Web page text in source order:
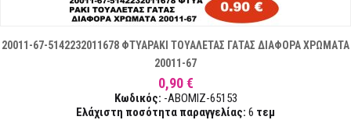
20011-67-5142232011678 ΦΤΥΑΡΑΚΙ ΤΟΥΑΛΕΤΑΣ ΓΑΤΑΣ ΔΙΑΦΟΡΑ ΧΡΩΜΑΤΑ
20011-67
0,90 €
Κωδικός: -ABOMIZ-65153
Ελάχιστη ποσότητα παραγγελίας: 6 τεμ